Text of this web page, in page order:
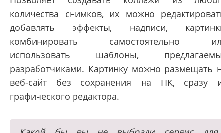
количества снимков, их можно
добавлять эффекты, надписи,
комбинировать самостоятельно
использовать шаблоны,
разработчиками. Картинку можно размещать
веб-сайт без сохранения на ПК, сразу
графического редактора.